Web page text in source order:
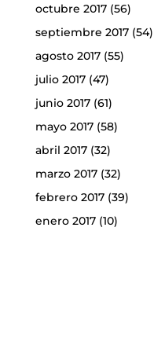
octubre 2017(56)
septiembre 2017(54)
agosto 2017(55)
julio 2017(47)
junio 2017(61)
mayo 2017(58)
abril 2017(32)
marzo 2017(32)
febrero 2017(39)
enero 2017(10)